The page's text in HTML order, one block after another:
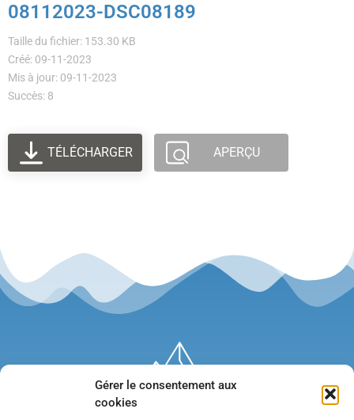
Gérer le consentement aux
cookies
08112023-DSC08189
Taille du fichier: 153.30 KB
Créé: 09-11-2023
Mis à jour: 09-11-2023
Succès: 8
TÉLÉCHARGER APERÇU